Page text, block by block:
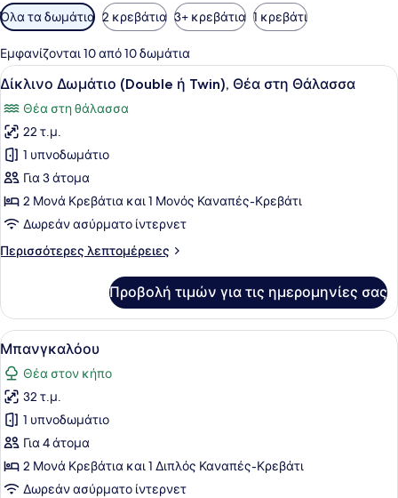
Διαθέσιμα
φίλτρα
για
τα
δωμάτια
Όλα τα δωμάτια 2 κρεβάτια 3+ κρεβάτια 1 κρεβάτι
Εμφανίζονται 10 από 10 δωμάτια
Προβολή
όλων
των
φωτογραφιών
για
Δίκλινο
Δωμάτιο
(Double
Twin),
Θάλασσα
Ένα μοντέρνο δωμάτιο με έναν
5
Δίκλινο Δωμάτιο (Double ή Twin), Θέα στη Θάλασσα
Θέα στη θάλασσα
22 τ.μ.
1 υπνοδωμάτιο
Για 3 άτομα
2 Μονά Κρεβάτια και 1 Μονός Καναπές-Κρεβάτι
Δωρεάν ασύρματο ίντερνετ
Περισσότερες λεπτομέρειες
Περισσότερες
Δωμάτιο
(Double
ή
Θέα
στη
Θάλασσα
Προβολή τιμών για τις ημερομηνίες σας
Προβολή
όλων
των
φωτογραφιών
για
Μπανγκαλόου
Ένα υπνοδωμάτιο με ένα
10
Μπανγκαλόου
Θέα στον κήπο
32 τ.μ.
1 υπνοδωμάτιο
Για 4 άτομα
2 Μονά Κρεβάτια και 1 Διπλός Καναπές-Κρεβάτι
Δωρεάν ασύρματο ίντερνετ